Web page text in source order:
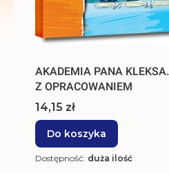
AKADEMIA PANA
Z OPRACOWANIEM
Cena
14,15 zł
Do koszyka
Dostępność: duża ilość